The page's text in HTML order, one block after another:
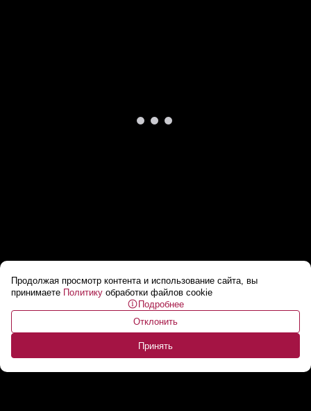
Продолжая просмотр контента и использование сайта, вы
принимаете Политику обработки файлов cookie
Подробнее
Отклонить
Принять
«С фонарями и телефонами!» // Про 500
грибов на рассвете!...